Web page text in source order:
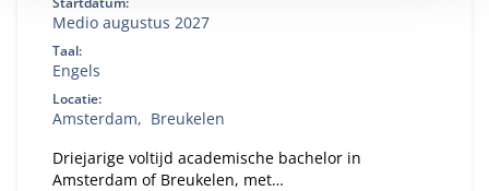
Medio augustus 2027
Taal:
Engels
Locatie:
Amsterdam
Breukelen
Driejarige voltijd academische bachelor in
Amsterdam of Breukelen, met